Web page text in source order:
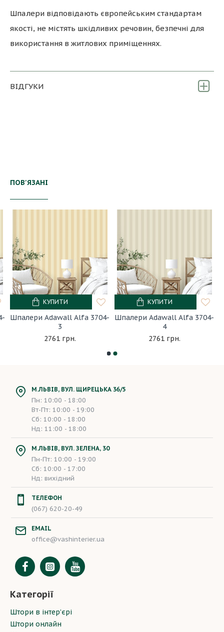
Шпалери відповідають європейським стандартам
якості, не містять шкідливих речовин, безпечні для
використання в житлових приміщеннях.
ВІДГУКИ
ПОВ'ЯЗАНІ
Шпалери Adawall Alfa 3704-
3
2761 грн.
КУПИТИ
Шпалери Adawall Alfa 3704-
4
2761 грн.
КУПИТИ
М.ЛЬВІВ, ВУЛ. ЩИРЕЦЬКА 36/5
Пн: 10:00 - 18:00
Вт-Пт: 10:00 - 19:00
Сб: 10:00 - 18:00
Нд: 11:00 - 18:00
М.ЛЬВІВ, ВУЛ. ЗЕЛЕНА, 30
Пн-Пт: 10:00 - 19:00
Сб: 10:00 - 17:00
Нд: вихідний
ТЕЛЕФОН
(067) 620-20-49
EMAIL
office@vashinterier.ua
Категорії
Штори в інтер’єрі
Штори онлайн